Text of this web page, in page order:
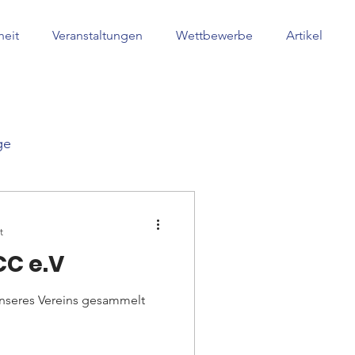
Veranstaltungen Wettbewerbe Artikel
e.V
Vereins gesammelt